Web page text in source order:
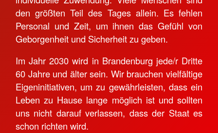
den größten Teil des Tages allein. Es fehlen
Personal und Zeit, um ihnen das Gefühl von
Geborgenheit und Sicherheit zu geben.
Im Jahr 2030 wird in Brandenburg jede/r Dritte
60 Jahre und älter sein. Wir brauchen vielfältige
Eigeninitiativen, um zu gewährleisten, dass ein
Leben zu Hause lange möglich ist und sollten
uns nicht darauf verlassen, dass der Staat es
schon richten wird.